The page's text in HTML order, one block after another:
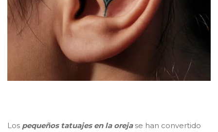
Los pequeños tatuajes en la orejase han convertido